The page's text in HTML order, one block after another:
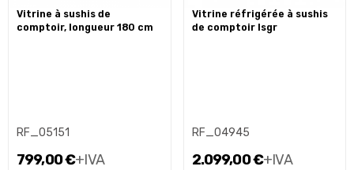
vitrine à sushis de
comptoir, longueur 180 cm
RF_05151
799,00 €+IVA
vitrine réfrigérée à sushis
de comptoir lsgr
RF_04945
2.099,00 €+IVA